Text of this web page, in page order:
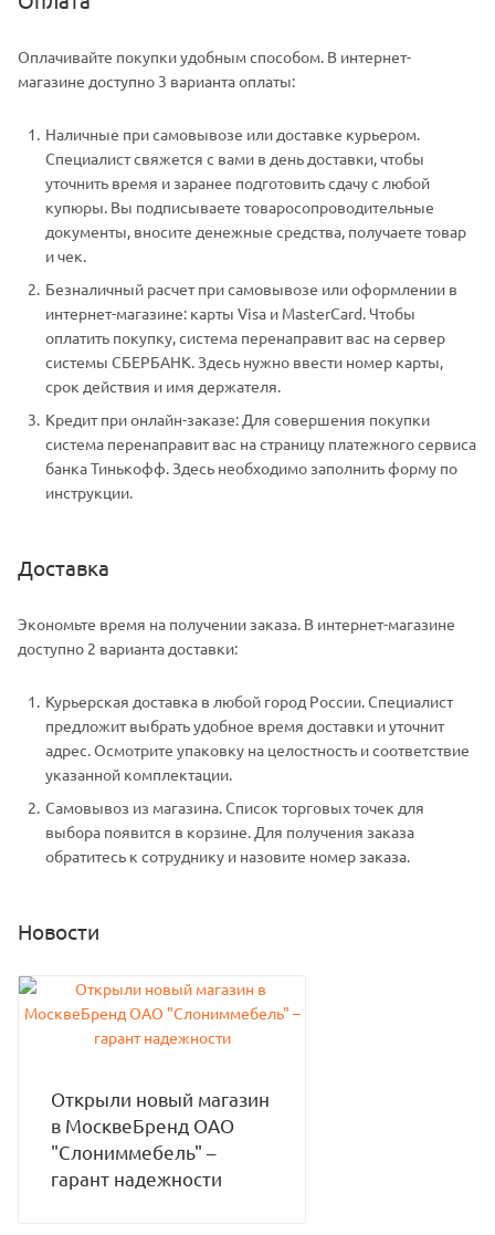
Оплачивайте покупки удобным способом. В интернет-
магазине доступно 3 варианта оплаты:
Наличные при самовывозе или доставке курьером.
Специалист свяжется с вами в день доставки, чтобы
уточнить время и заранее подготовить сдачу с любой
купюры. Вы подписываете товаросопроводительные
документы, вносите денежные средства, получаете товар
и чек.
Безналичный расчет при самовывозе или оформлении в
интернет-магазине: карты Visa и MasterCard. Чтобы
оплатить покупку, система перенаправит вас на сервер
системы СБЕРБАНК. Здесь нужно ввести номер карты,
срок действия и имя держателя.
Кредит при онлайн-заказе: Для совершения покупки
система перенаправит вас на страницу платежного сервиса
банка Тинькофф. Здесь необходимо заполнить форму по
инструкции.
Доставка
Экономьте время на получении заказа. В интернет-магазине
доступно 2 варианта доставки:
Курьерская доставка в любой город России. Специалист
предложит выбрать удобное время доставки и уточнит
адрес. Осмотрите упаковку на целостность и соответствие
указанной комплектации.
Самовывоз из магазина. Список торговых точек для
выбора появится в корзине. Для получения заказа
обратитесь к сотруднику и назовите номер заказа.
Новости
Открыли новый магазин
в МосквеБренд ОАО
"Слониммебель" –
гарант надежности